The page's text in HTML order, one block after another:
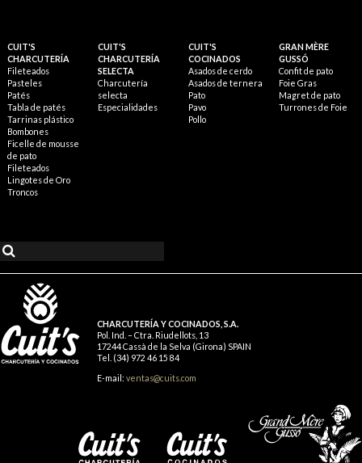
CUIT'S
CHARCUTERÍA
Fileteados
Pasteles
Patés
Tabla de patés
Tarrinas plástico
Bombones
Ficelle de mousse
de pato
Fileteados
Lingotes de Oro
Troncos
CUIT'S
CHARCUTERÍA
SELECTA
Charcutería
selecta
Especialidades
CUIT'S
COCINADOS
Asados de cerdo
Asados de ternera
Pato
Pavo
Pollo
GRAN MÈRE
GUSSÓ
Confit de pato
Foie Gras
Magret de pato
Turrones de Foie
CHARCUTERÍA Y COCINADOS, S.A.
Pol. Ind. – Ctra. Riudellots, 13
17244 Cassà de la Selva (Girona) SPAIN
Tel. (34) 972 46 15 84
E-mail: ventas@cuits.com